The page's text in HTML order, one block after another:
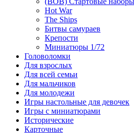
Hot War
The Ships
Битвы самураев
Крепости
Миниатюры 1/72
Головоломки
Для взрослых
Для всей семьи
Для мальчиков
Для молодежи
Игры настольные для девочек
Игры с миниатюрами
Исторические
Карточные